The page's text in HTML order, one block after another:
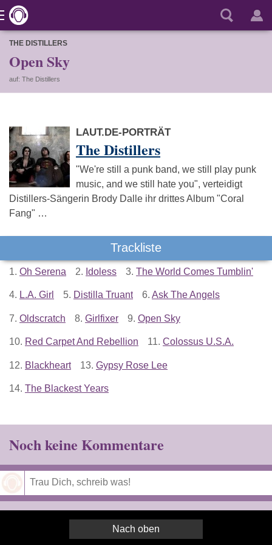
THE DISTILLERS
Open Sky
auf: The Distillers
LAUT.DE-PORTRÄT
The Distillers
"We're still a punk band, we still play punk
music, and we still hate you", verteidigt
Distillers-Sängerin Brody Dalle ihr drittes Album "Coral
Fang" …
Trackliste
1. Oh Serena 2. Idoless 3. The World Comes Tumblin'
4. L.A. Girl 5. Distilla Truant 6. Ask The Angels
7. Oldscratch 8. Girlfixer 9. Open Sky
10. Red Carpet And Rebellion 11. Colossus U.S.A.
12. Blackheart 13. Gypsy Rose Lee
14. The Blackest Years
Noch keine Kommentare
Nach oben